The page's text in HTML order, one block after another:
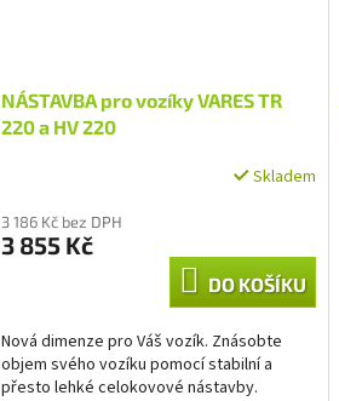
NÁSTAVBA pro vozíky VARES TR
220 a HV 220
Skladem
3 186 Kč bez DPH
3 855 Kč
DO KOŠÍKU
Nová dimenze pro Váš vozík. Znásobte
objem svého vozíku pomocí stabilní a
přesto lehké celokovové nástavby.